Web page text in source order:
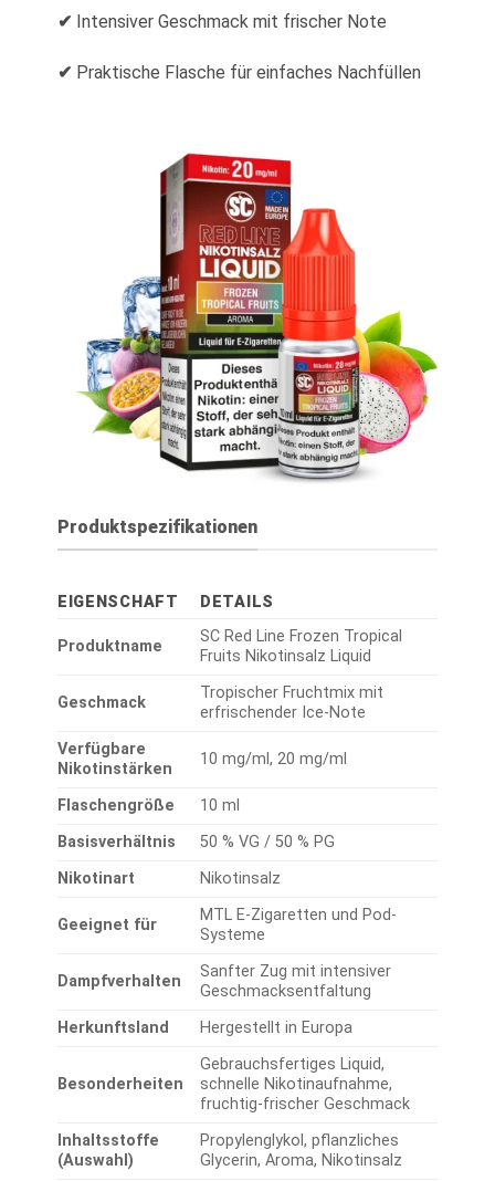
✔ Intensiver Geschmack mit frischer Note
✔ Praktische Flasche für einfaches Nachfüllen
Produktspezifikationen
EIGENSCHAFT DETAILS
Produktname
SC Red Line Frozen Tropical
Fruits Nikotinsalz Liquid
Geschmack
Tropischer Fruchtmix mit
erfrischender Ice-Note
Verfügbare
Nikotinstärken
10 mg/ml, 20 mg/ml
Flaschengröße
10 ml
Basisverhältnis
50 % VG / 50 % PG
Nikotinart
Nikotinsalz
Geeignet für
MTL E-Zigaretten und Pod-
Systeme
Dampfverhalten
Sanfter Zug mit intensiver
Geschmacksentfaltung
Herkunftsland
Hergestellt in Europa
Besonderheiten
Gebrauchsfertiges Liquid,
schnelle Nikotinaufnahme,
fruchtig-frischer Geschmack
Inhaltsstoffe
(Auswahl)
Propylenglykol, pflanzliches
Glycerin, Aroma, Nikotinsalz